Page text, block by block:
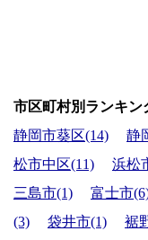
市区町村別ランキン
静岡市葵区(14)
静
松市中区(11)
浜松
三島市(1)
富士市
(3)
袋井市(1) 裾